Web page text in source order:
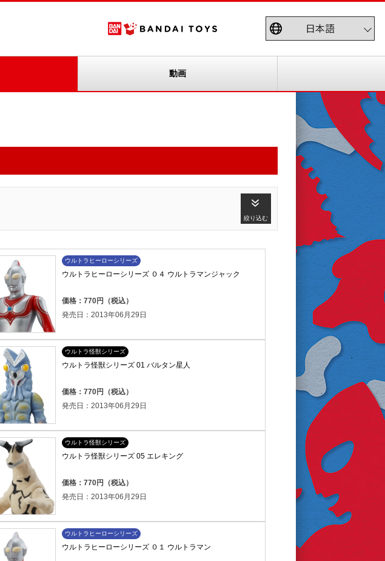
動画
絞り込む
ウルトラヒーローシリーズ
ウルトラヒーローシリーズ ０４ ウルトラマンジャック
価格：770円（税込）
発売日：2013年06月29日
ウルトラ怪獣シリーズ
ウルトラ怪獣シリーズ 01 バルタン星人
価格：770円（税込）
発売日：2013年06月29日
ウルトラ怪獣シリーズ
ウルトラ怪獣シリーズ 05 エレキング
価格：770円（税込）
発売日：2013年06月29日
ウルトラヒーローシリーズ
ウルトラヒーローシリーズ ０１ ウルトラマン